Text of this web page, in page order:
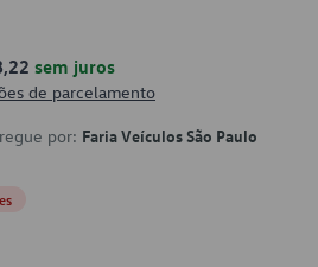
sem juros
de parcelamento
por: Faria Veículos São Paulo